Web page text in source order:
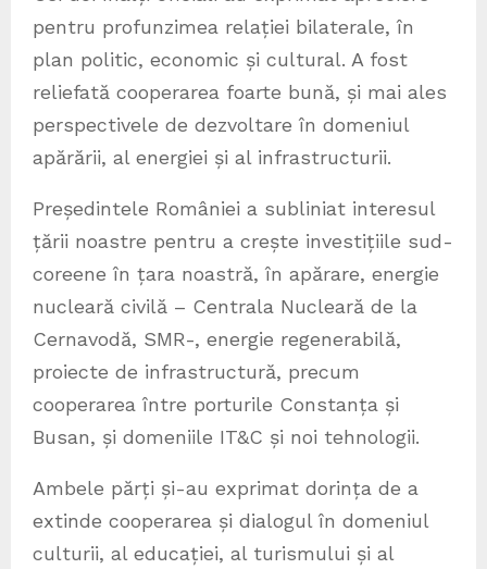
pentru profunzimea relației bilaterale, în
plan politic, economic și cultural. A fost
reliefată cooperarea foarte bună, și mai ales
perspectivele de dezvoltare în domeniul
apărării, al energiei și al infrastructurii.
Președintele României a subliniat interesul
țării noastre pentru a crește investițiile sud-
coreene în țara noastră, în apărare, energie
nucleară civilă – Centrala Nucleară de la
Cernavodă, SMR-, energie regenerabilă,
proiecte de infrastructură, precum
cooperarea între porturile Constanța și
Busan, și domeniile IT&C și noi tehnologii.
Ambele părți și-au exprimat dorința de a
extinde cooperarea și dialogul în domeniul
culturii, al educației, al turismului și al